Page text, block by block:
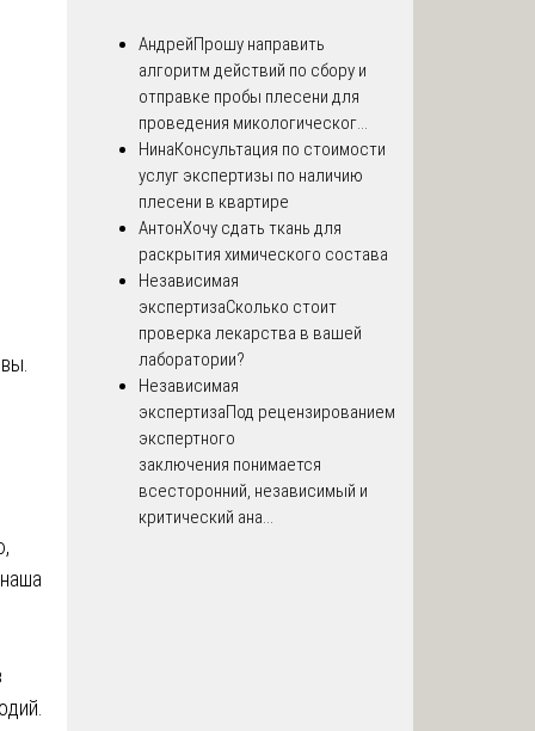
АндрейПрошу направить
алгоритм действий по сбору и
отправке пробы плесени для
проведения микологическог...
НинаКонсультация по стоимости
услуг экспертизы по наличию
плесени в квартире
АнтонХочу сдать ткань для
раскрытия химического состава
Независимая
экспертизаСколько стоит
проверка лекарства в вашей
лаборатории?
Независимая
экспертизаПод рецензированием
экспертного
заключения понимается
всесторонний, независимый и
критический ана...